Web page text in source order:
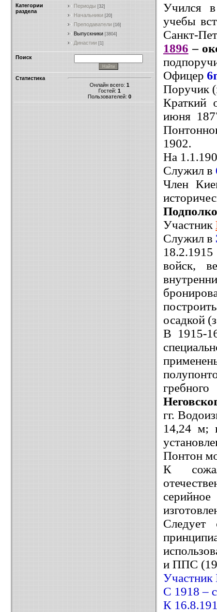
Категории
раздела
Периоды [32]
Начальники [20]
Преподаватели [16]
Выпускники [3804]
Династии [1]
Поиск
Статистика
Онлайн всего: 1
Гостей: 1
Пользователей: 0
Учился
учебы
Санкт-
1896 –
Офицер
Поручик
Краткий
июня
1902.
На
Служил в
Член
Участник
Служил в
войск,
осадкой
В 1915-
гг.
14,24 м;
Понтон
К
Следует
и ППС
Участник
С 1918 –
К